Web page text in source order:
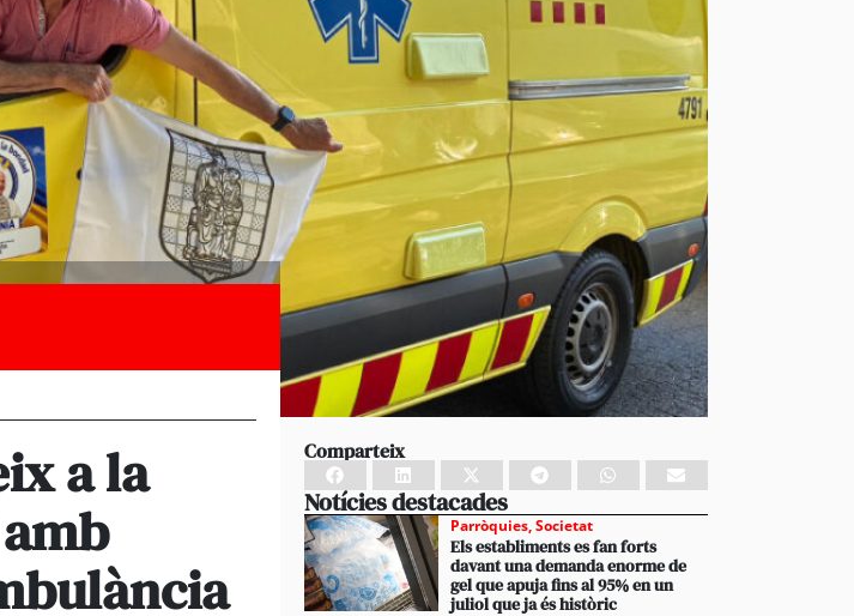
a la Comparteix
Notícies destacades
Parròquies,Societat
Els establiments es fan forts
davant una demanda enorme de
gel que apuja fins al 95% en un
juliol que ja és històric